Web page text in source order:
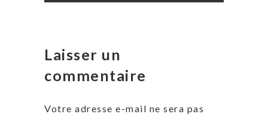
Laisser un
commentaire
Votre adresse e-mail ne sera pas